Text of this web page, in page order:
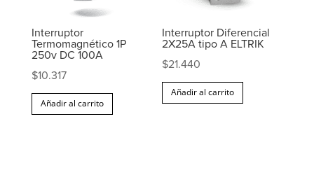
Interruptor
Termomagnético 1P
250v DC 100A
$10.317
Añadir al carrito
Interruptor Diferencial
2X25A tipo A ELTRIK
$21.440
Añadir al carrito